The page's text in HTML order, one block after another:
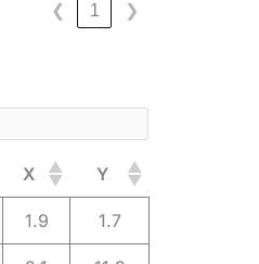
❮ 1 ❯
X Y
1.9 1.7